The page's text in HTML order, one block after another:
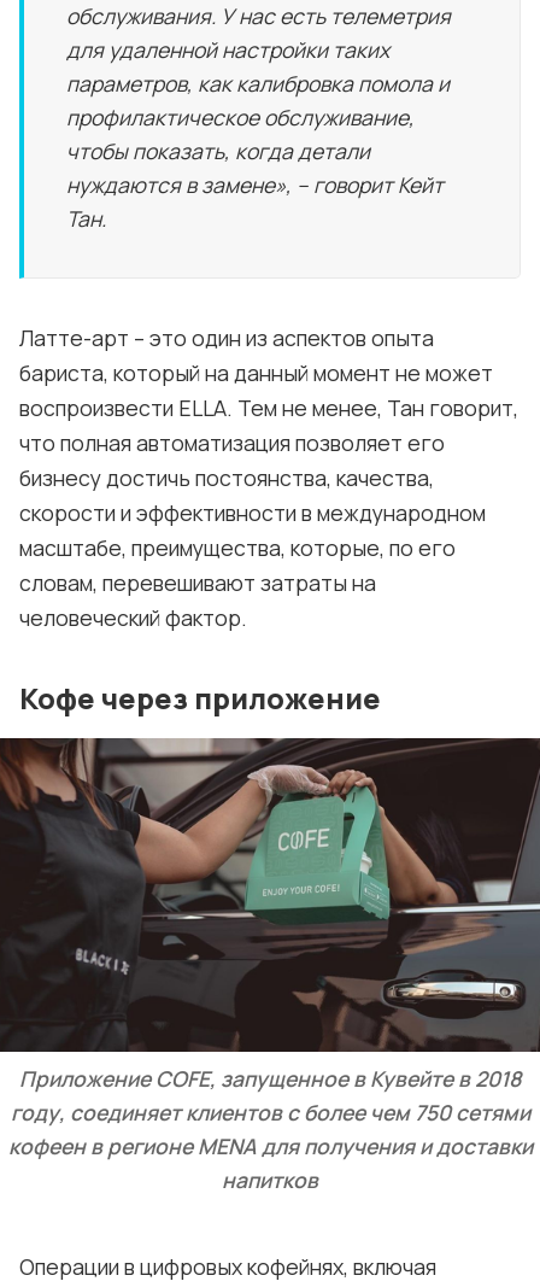
обслуживания. У нас есть телеметрия
для удаленной настройки таких
параметров, как калибровка помола и
профилактическое обслуживание,
чтобы показать, когда детали
нуждаются в замене», – говорит Кейт
Тан.
Латте-арт – это один из аспектов опыта
бариста, который на данный момент не может
воспроизвести ELLA. Тем не менее, Тан говорит,
что полная автоматизация позволяет его
бизнесу достичь постоянства, качества,
скорости и эффективности в международном
масштабе, преимущества, которые, по его
словам, перевешивают затраты на
человеческий фактор.
Кофе через приложение
Приложение COFE, запущенное в Кувейте в 2018
году, соединяет клиентов с более чем 750 сетями
кофеен в регионе MENA для получения и доставки
напитков
Операции в цифровых кофейнях, включая